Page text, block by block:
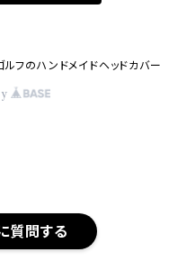
質問する
のハンドメイドヘッドカバー